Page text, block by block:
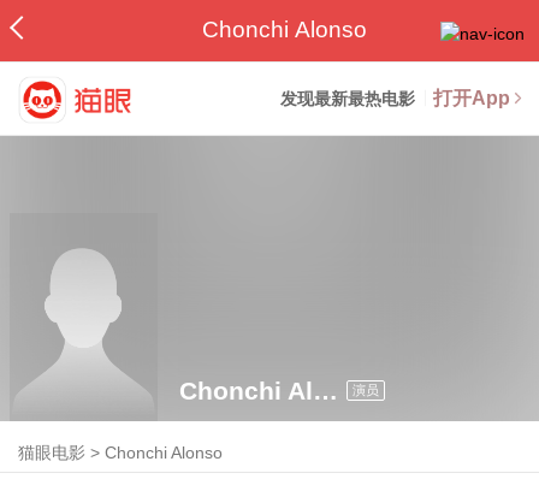
Chonchi Alonso
发现最新最热电影 打开App
Chonchi Alonso 演员
猫眼电影 >Chonchi Alonso